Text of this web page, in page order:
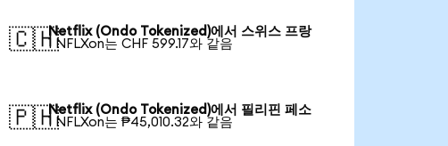
🇨🇭Netflix (Ondo Tokenized)에서 스위스 프랑
1 NFLXon는 CHF 599.17와 같음
🇵🇭Netflix (Ondo Tokenized)에서 필리핀 페소
1 NFLXon는 ₱45,010.32와 같음